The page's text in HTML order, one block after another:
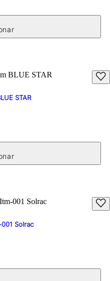
STAR
Solrac